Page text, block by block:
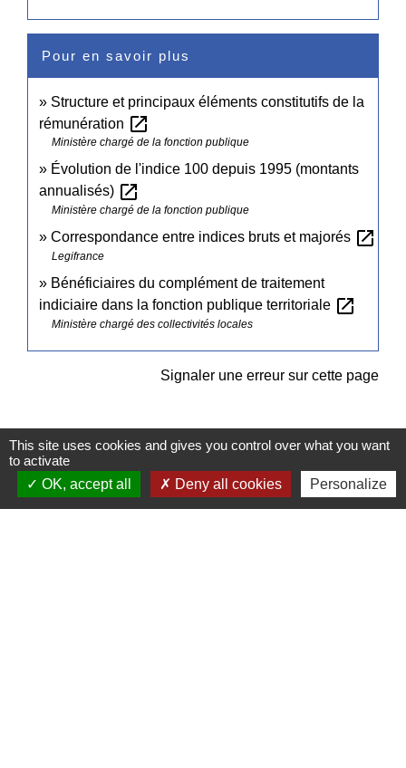
Pour en savoir plus
Structure et principaux éléments constitutifs de la
rémunération open_in_new
Ministère chargé de la fonction publique
Évolution de l'indice 100 depuis 1995 (montants
annualisés) open_in_new
Ministère chargé de la fonction publique
Correspondance entre indices bruts et majorés open_in_new
Legifrance
Bénéficiaires du complément de traitement
indiciaire dans la fonction publique territoriale open_in_new
Ministère chargé des collectivités locales
Signaler une erreur sur cette page
Contacts
This site uses cookies and gives you control over what you want
to activate
OK, accept all
Deny all cookies Personalize